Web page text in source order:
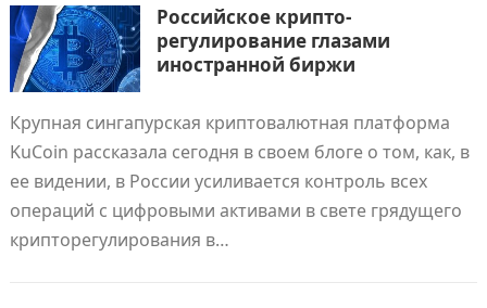
Российское крипто-
регулирование глазами
иностранной биржи
Крупная сингапурская криптовалютная платформа
KuCoin рассказала сегодня в своем блоге о том, как, в
ее видении, в России усиливается контроль всех
операций с цифровыми активами в свете грядущего
крипторегулирования в…